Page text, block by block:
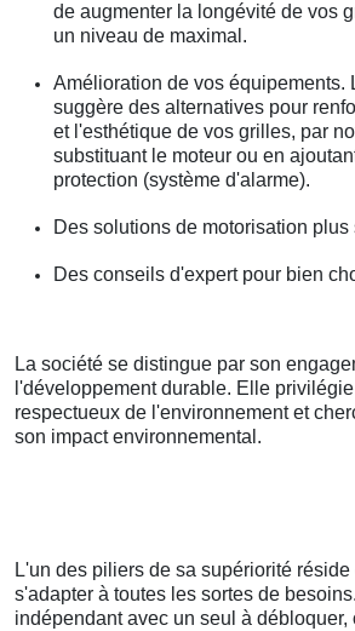
de augmenter la longévité de vos
un niveau de maximal.
Amélioration de vos équipements.
suggère des alternatives pour
et l'esthétique de vos grilles, par
substituant le moteur ou en
protection (système d'alarme).
Des solutions de motorisation
Des conseils d'expert pour bien
La société se distingue par son
l'développement durable. Elle
respectueux de l'environnement et
son impact environnemental.
L'un des piliers de sa supériorité
s'adapter à toutes les sortes de
indépendant avec un seul à débloquer,